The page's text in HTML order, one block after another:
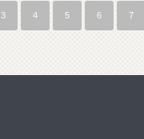
3 4 5 6 7